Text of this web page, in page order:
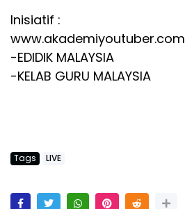
Inisiatif :
www.akademiyoutuber.com
-EDIDIK MALAYSIA
-KELAB GURU MALAYSIA
Tags LIVE